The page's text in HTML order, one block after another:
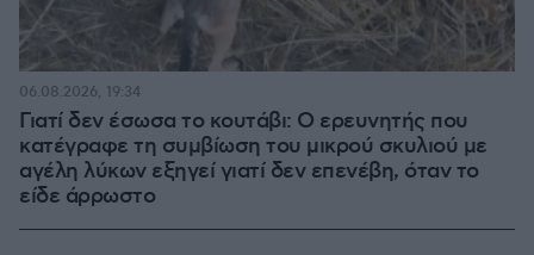
Γιατί δεν έσωσα το κουτάβι: Ο ερευνητής που
κατέγραφε τη συμβίωση του μικρού σκυλιού με
αγέλη λύκων εξηγεί γιατί δεν επενέβη, όταν το
είδε άρρωστο
06.08.2026, 19:34